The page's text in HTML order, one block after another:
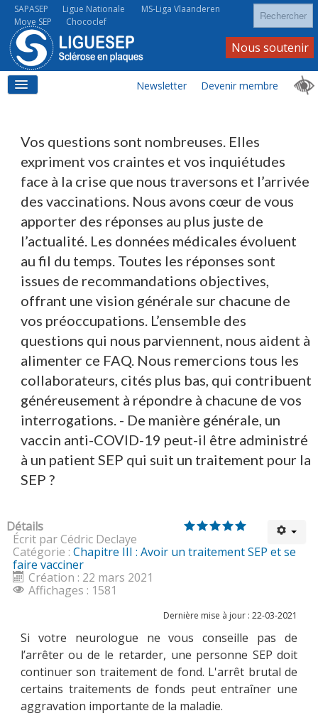
Ligue Nationale MS-Liga Vlaanderen
SAPASEP
Move SEP
Chococlef
Rechercher
LA SEP
LA SEP AU QUOTIDIEN
À VOS CÔTÉS
MULTIMÉDIA
LA LIGUE
Newsletter
Nous soutenir
Devenir membre
Vos questions sont nombreuses. Elles
expriment vos craintes et vos inquiétudes
face à la crise que nous traversons et l’arrivée
des vaccinations. Nous avons cœur de vous
apporter des réponses au plus juste de
l’actualité. Les données médicales évoluent
au fil du temps. Toutes les réponses sont
issues de recommandations objectives,
offrant une vision générale sur chacune de
vos préoccupations. L’ensemble des
questions qui nous parviennent, nous aident à
alimenter ce FAQ. Nous remercions tous les
collaborateurs, cités plus bas, qui contribuent
généreusement à répondre à chacune de vos
interrogations. - De manière générale, un
vaccin anti-COVID-19 peut-il être administré
à un patient SEP qui suit un traitement pour la
SEP ?
Détails
Écrit par Cédric Declaye
Catégorie : Chapitre III : Avoir un traitement SEP et se
faire vacciner
Création : 22 mars 2021
Affichages : 1581
Dernière mise à jour : 22-03-2021
Si votre neurologue ne vous conseille pas de
l’arrêter ou de le retarder, une personne SEP doit
continuer son traitement de fond. L'arrêt brutal de
certains traitements de fonds peut entraîner une
aggravation importante de la maladie.